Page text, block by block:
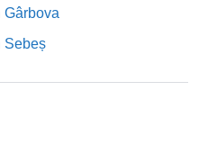
Gârbova
Sebeș